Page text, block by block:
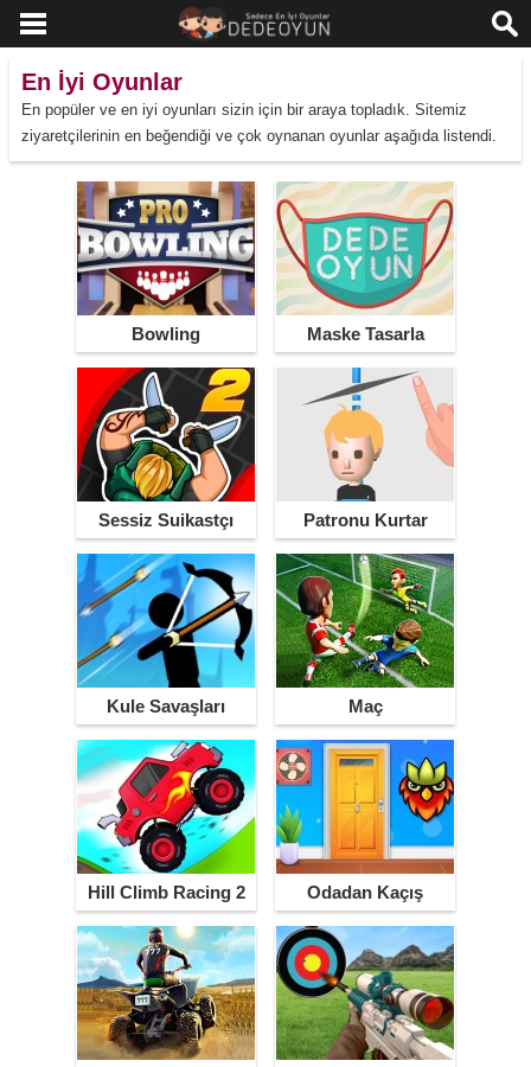
En İyi Oyunlar
En popüler ve en iyi oyunları sizin için bir araya topladık. Sitemiz
ziyaretçilerinin en beğendiği ve çok oynanan oyunlar aşağıda listendi.
Bowling Maske Tasarla
Sessiz Suikastçı Patronu Kurtar
Kule Savaşları Maç
Hill Climb Racing 2 Odadan Kaçış